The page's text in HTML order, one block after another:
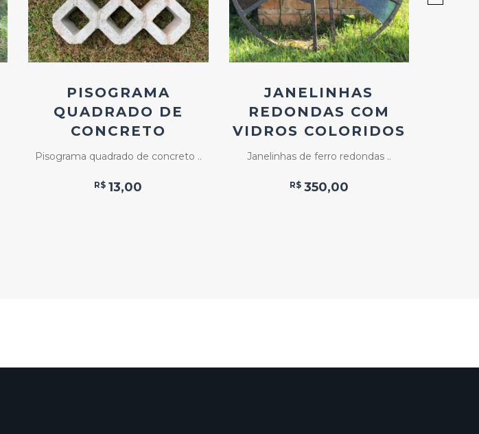
PISOGRAMA
QUADRADO DE
CONCRETO
Pisograma quadrado de concreto ..
R$ 13,00
JANELINHAS
REDONDAS COM
VIDROS COLORIDOS
Janelinhas de ferro redondas ..
R$ 350,00